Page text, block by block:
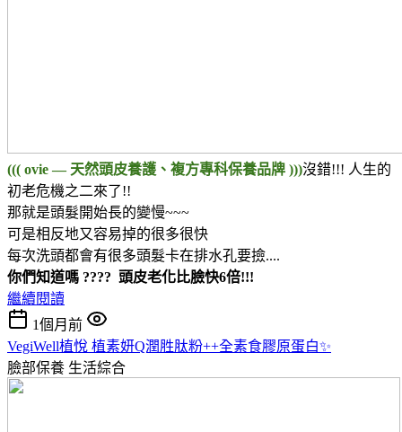
((( ovie — 天然頭皮養護、複方專科保養品牌 )))沒錯!!! 人生的
初老危機之二來了!!
那就是頭髮開始長的變慢~~~
可是相反地又容易掉的很多很快
每次洗頭都會有很多頭髮卡在排水孔要撿....
你們知道嗎 ???? 頭皮老化比臉快6倍!!!
繼續閱讀
1個月前
VegiWell植悅 植素妍Q潤胜肽粉++全素食膠原蛋白✨
臉部保養 生活綜合